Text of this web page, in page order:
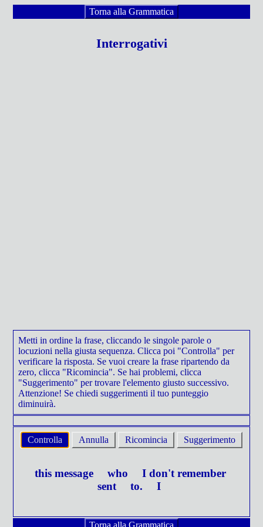
Torna alla Grammatica
Interrogativi
Metti in ordine la frase, cliccando le singole parole o
locuzioni nella giusta sequenza. Clicca poi "Controlla" per
verificare la risposta. Se vuoi creare la frase ripartendo da
zero, clicca "Ricomincia". Se hai problemi, clicca
"Suggerimento" per trovare l'elemento giusto successivo.
Attenzione! Se chiedi suggerimenti il tuo punteggio
diminuirà.
Controlla Annulla Ricomincia Suggerimento
this message who
I don't remember
sent
to. I